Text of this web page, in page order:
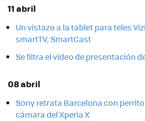
11 abril
Un vistazo a la tablet para teles
smartTV, SmartCast
Se filtra el vídeo de presentación
08 abril
Sony retrata Barcelona con
cámara del Xperia X